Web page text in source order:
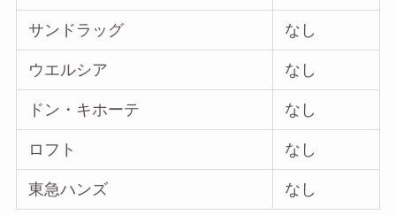
サンドラッグ なし
ウエルシア なし
ドン・キホーテ なし
ロフト なし
東急ハンズ なし